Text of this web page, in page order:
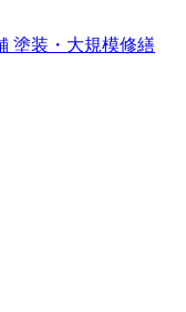
塗装・大規模修繕